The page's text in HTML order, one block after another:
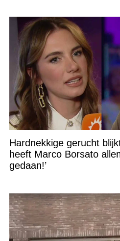
Hardnekkige gerucht
heeft Marco Borsato
gedaan!’